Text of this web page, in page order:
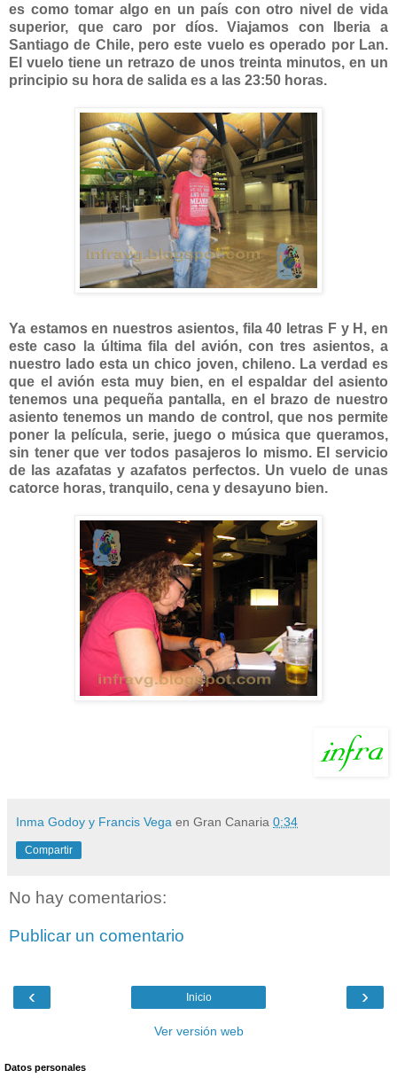
es como tomar algo en un país con otro nivel de vida
superior, que caro por díos. Viajamos con Iberia a
Santiago de Chile, pero este vuelo es operado por Lan.
El vuelo tiene un retrazo de unos treinta minutos, en un
principio su hora de salida es a las 23:50 horas.
Ya estamos en nuestros asientos, fila 40 letras F y H, en
este caso la última fila del avión, con tres asientos, a
nuestro lado esta un chico joven, chileno. La verdad es
que el avión esta muy bien, en el espaldar del asiento
tenemos una pequeña pantalla, en el brazo de nuestro
asiento tenemos un mando de control, que nos permite
poner la película, serie, juego o música que queramos,
sin tener que ver todos pasajeros lo mismo. El servicio
de las azafatas y azafatos perfectos. Un vuelo de unas
catorce horas, tranquilo, cena y desayuno bien.
Inma Godoy y Francis Vega en Gran Canaria 0:34
Compartir
No hay comentarios:
Publicar un comentario
‹ ›
Inicio
Ver versión web
Datos personales